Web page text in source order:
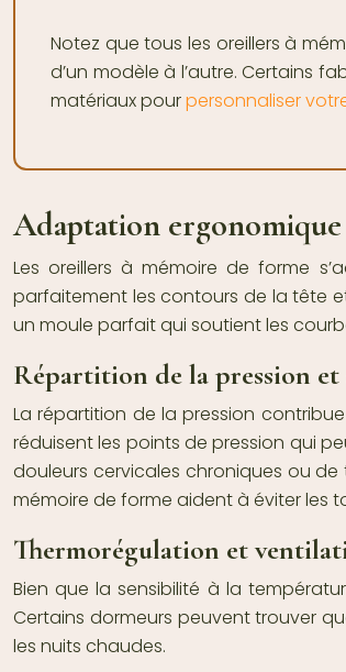
Notez que tous les oreillers à
d’un modèle à l’autre. Certains
matériaux pourpersonnaliser
Adaptation
Les oreillers à mémoire de forme
parfaitement les contours de la tête
un moule parfait qui soutient les
Répartition de la pression
La répartition de la pression
réduisent les points de pression qui
douleurs cervicales chroniques ou
mémoire de forme aident à éviter les
Thermorégulation et
Bien que la sensibilité à la
Certains dormeurs peuvent trouver
les nuits chaudes.